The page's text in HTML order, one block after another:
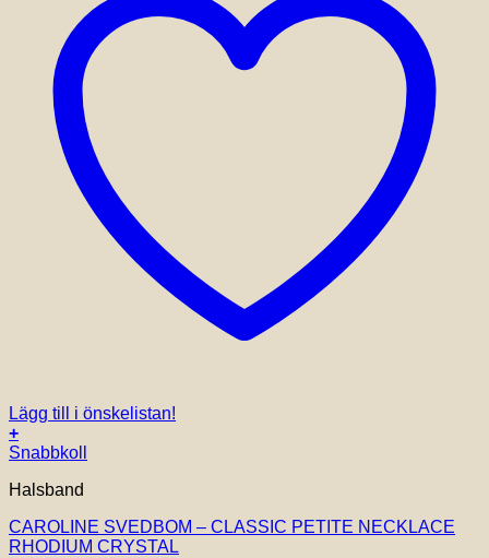
Lägg till i önskelistan!
+
Snabbkoll
Halsband
CAROLINE SVEDBOM – CLASSIC PETITE NECKLACE
RHODIUM CRYSTAL